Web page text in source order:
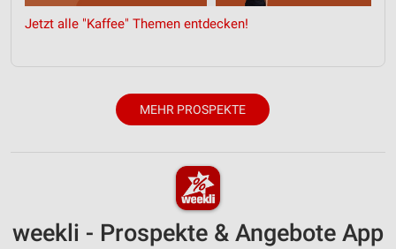
Jetzt alle "Kaffee" Themen entdecken!
MEHR PROSPEKTE
weekli - Prospekte & Angebote App